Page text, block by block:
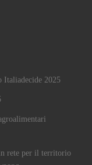
Italiadecide 2025
rete per il territorio